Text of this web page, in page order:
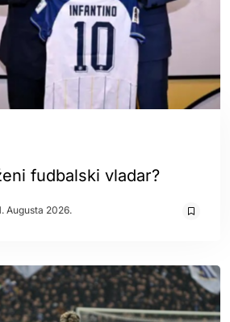
fudbalski vladar?
Augusta 2026.